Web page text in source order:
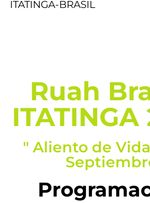
ITATINGA-BRASIL
Ruah
ITATINGA
" Aliento de